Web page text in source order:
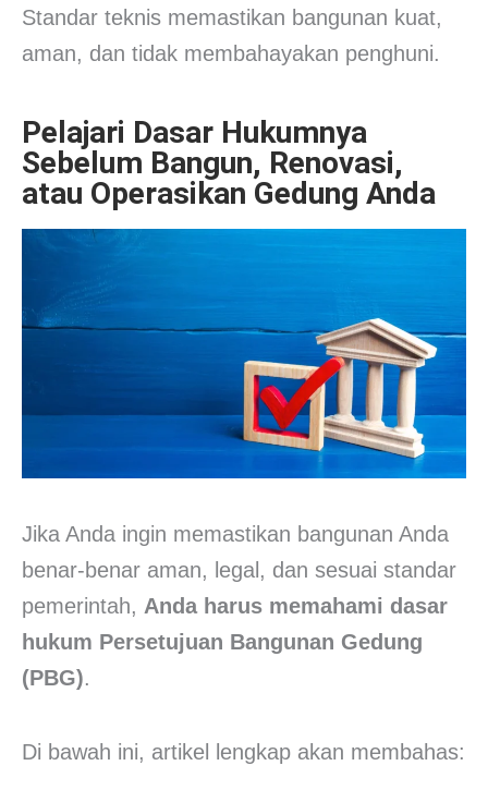
Standar teknis memastikan bangunan kuat,
aman, dan tidak membahayakan penghuni.
Pelajari Dasar Hukumnya
Sebelum Bangun, Renovasi,
atau Operasikan Gedung Anda
Jika Anda ingin memastikan bangunan Anda
benar-benar aman, legal, dan sesuai standar
pemerintah, Anda harus memahami dasar
hukum Persetujuan Bangunan Gedung
(PBG).
Di bawah ini, artikel lengkap akan membahas: